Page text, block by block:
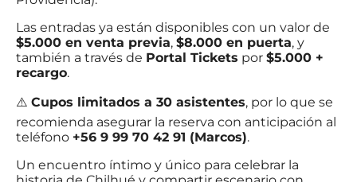
Las entradas ya están disponibles con un valor de
$5.000 en venta previa, $8.000 en puerta, y
también a través de Portal Tickets por $5.000 +
recargo.
⚠️ Cupos limitados a 30 asistentes, por lo que se
recomienda asegurar la reserva con anticipación al
teléfono +56 9 99 70 42 91 (Marcos).
Un encuentro íntimo y único para celebrar la